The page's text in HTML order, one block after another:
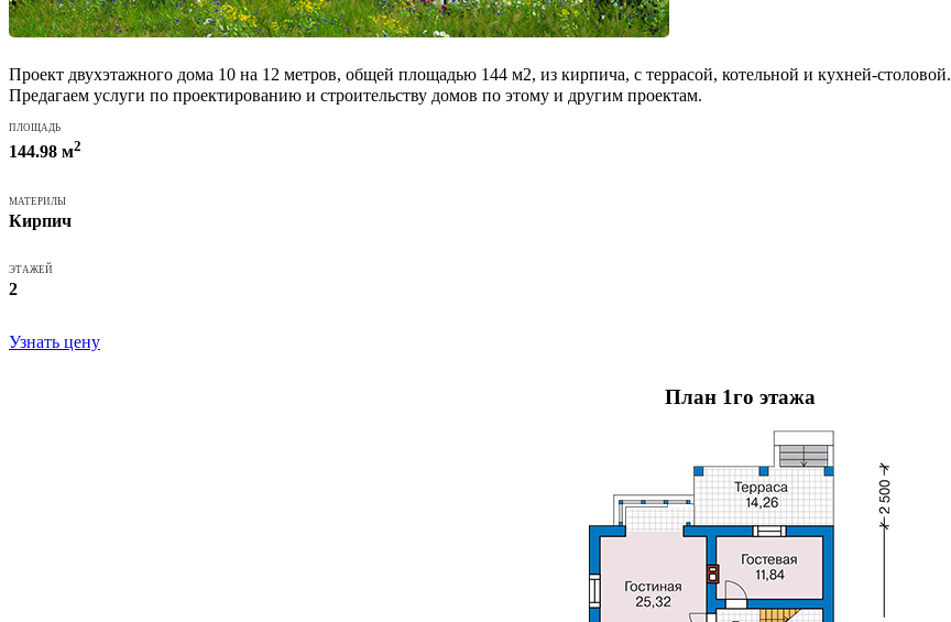
Проект двухэтажного дома 10 на 12 метров, общей площадью 144 м2, из кирпича, c террасой, котельной и кухней-столовой.
Предагаем услуги по проектированию и строительству домов по этому и другим проектам.
ПЛОЩАДЬ
144.98 м2
МАТЕРИЛЫ
Кирпич
ЭТАЖЕЙ
2
Узнать цену
План 1го этажа